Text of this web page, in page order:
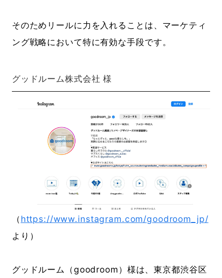
そのためリールに力を入れることは、マーケティ
ング戦略において特に有効な手段です。
グッドルーム株式会社 様
（https://www.instagram.com/goodroom_jp/
より）
グッドルーム（goodroom）様は、東京都渋谷区